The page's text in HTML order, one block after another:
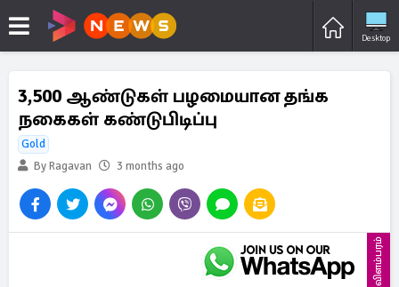
Desktop
3,500 ஆண்டுகள் பழமையான தங்க
நகைகள் கண்டுபிடிப்பு
Gold
By Ragavan
3 months ago
விளம்பரம்